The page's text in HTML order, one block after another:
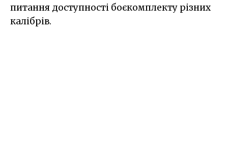
питання доступності боєкомплекту різних
калібрів.